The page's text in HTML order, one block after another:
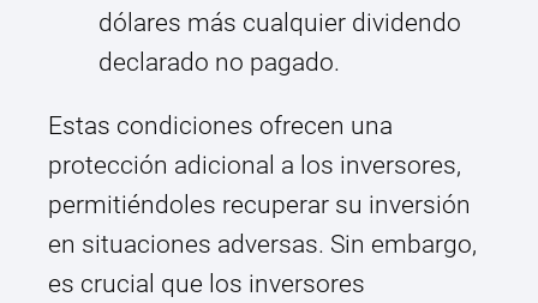
dólares más cualquier dividendo
declarado no pagado.
Estas condiciones ofrecen una
protección adicional a los inversores,
permitiéndoles recuperar su inversión
en situaciones adversas. Sin embargo,
es crucial que los inversores